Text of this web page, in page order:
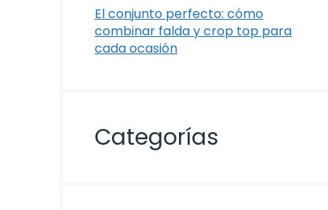
El conjunto perfecto: cómo
combinar falda y crop top para
cada ocasión
Categorías